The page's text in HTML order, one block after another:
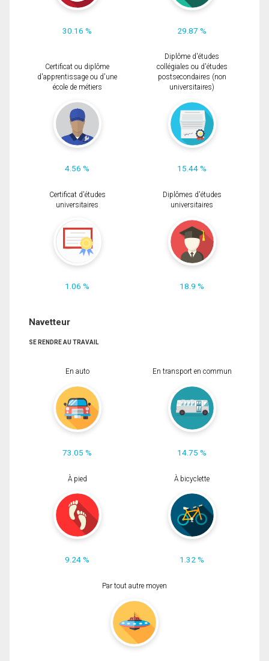
30.16 % 29.87 %
Certificat ou diplôme
d'apprentissage ou d'une
école de métiers
4.56 %
Diplôme d'études
collégiales ou d'études
postsecondaires (non
universitaires)
15.44 %
Certificat d'études
universitaires
1.06 %
Diplômes d'études
universitaires
18.9 %
Navetteur
SE RENDRE AU TRAVAIL
En auto
73.05 %
En transport en commun
14.75 %
À pied
9.24 %
À bicyclette
1.32 %
Par tout autre moyen